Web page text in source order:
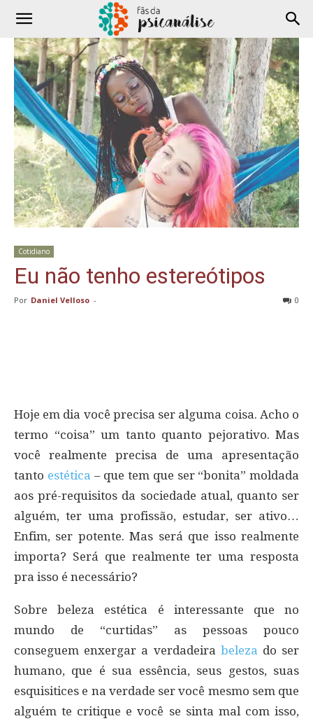
Cotidiano
Eu não tenho estereótipos
Por Daniel Velloso - 0
Hoje em dia você precisa ser alguma coisa. Acho o
termo “coisa” um tanto quanto pejorativo. Mas
você realmente precisa de uma apresentação
tanto estética – que tem que ser “bonita” moldada
aos pré-requisitos da sociedade atual, quanto ser
alguém, ter uma profissão, estudar, ser ativo…
Enfim, ser potente. Mas será que isso realmente
importa? Será que realmente ter uma resposta
pra isso é necessário?
Sobre beleza estética é interessante que no
mundo de “curtidas” as pessoas pouco
conseguem enxergar a verdadeira beleza do ser
humano, que é sua essência, seus gestos, suas
esquisitices e na verdade ser você mesmo sem que
alguém te critique e você se sinta mal com isso,